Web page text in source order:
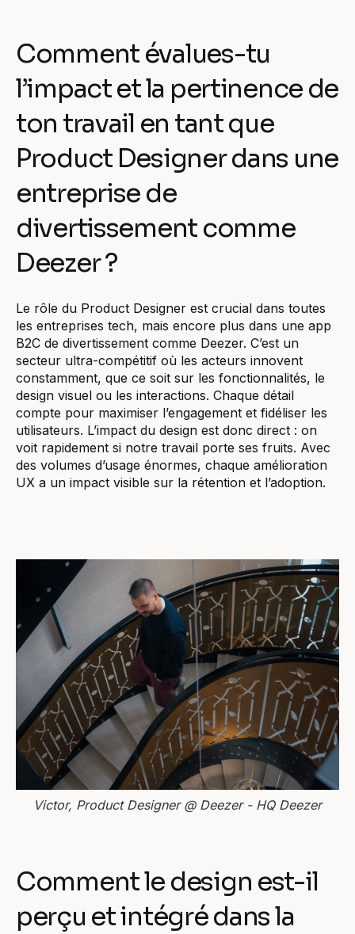
Comment évalues-tu
l’impact et la pertinence de
ton travail en tant que
Product Designer dans une
entreprise de
divertissement comme
Deezer ?
Le rôle du Product Designer est crucial dans toutes
les entreprises tech, mais encore plus dans une app
B2C de divertissement comme Deezer. C’est un
secteur ultra-compétitif où les acteurs innovent
constamment, que ce soit sur les fonctionnalités, le
design visuel ou les interactions. Chaque détail
compte pour maximiser l’engagement et fidéliser les
utilisateurs. L’impact du design est donc direct : on
voit rapidement si notre travail porte ses fruits. Avec
des volumes d’usage énormes, chaque amélioration
UX a un impact visible sur la rétention et l’adoption.
Victor, Product Designer @ Deezer - HQ Deezer
Comment le design est-il
perçu et intégré dans la